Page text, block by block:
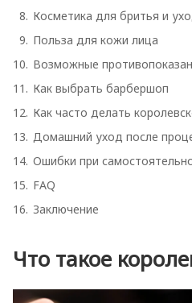
Косметика для бритья и
Польза для кожи лица
Возможные
Как выбрать барбершоп
Как часто делать
Домашний уход после
Ошибки при
FAQ
Заключение
Что такое